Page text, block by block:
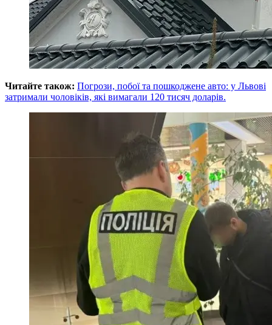
Читайте також: Погрози, побої та пошкоджене авто: у Львові
затримали чоловіків, які вимагали 120 тисяч доларів.